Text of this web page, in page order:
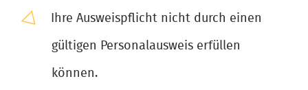
Ihre Ausweispflicht nicht durch einen
gültigen Personalausweis erfüllen
können.